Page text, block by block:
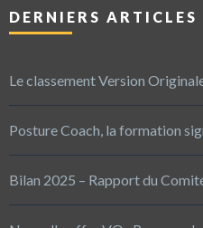
DERNIERS ARTICLES
Le classement Version
Posture Coach, la formation
Bilan 2025 – Rapport du